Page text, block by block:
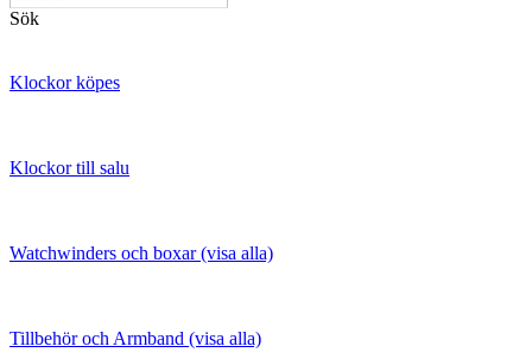
Sök
Klockor köpes
Klockor till salu
Watchwinders och boxar (visa alla)
Tillbehör och Armband (visa alla)